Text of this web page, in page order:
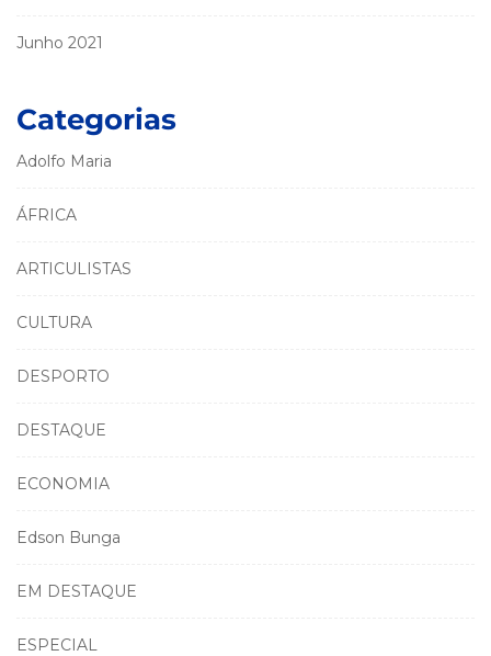
Junho 2021
Categorias
Adolfo Maria
ÁFRICA
ARTICULISTAS
CULTURA
DESPORTO
DESTAQUE
ECONOMIA
Edson Bunga
EM DESTAQUE
ESPECIAL